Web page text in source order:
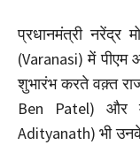
प्रधानमंत्री नरेंद्र
(Varanasi) में पीएम
शुभारंभ करते वक़्त
Ben Patel) और
Adityanath) भी